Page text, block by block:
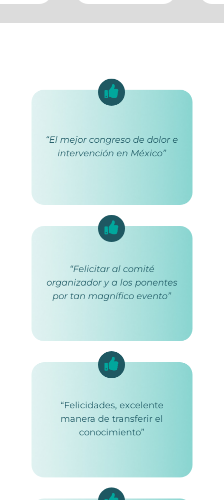
“El mejor congreso de dolor e
intervención en México”
“Felicitar al comité
organizador y a los ponentes
por tan magnífico evento”
“Felicidades, excelente
manera de transferir el
conocimiento”